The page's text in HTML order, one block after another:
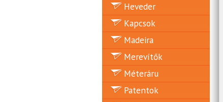
Heveder
Kapcsok
Madeira
Merevítők
Méteráru
Patentok